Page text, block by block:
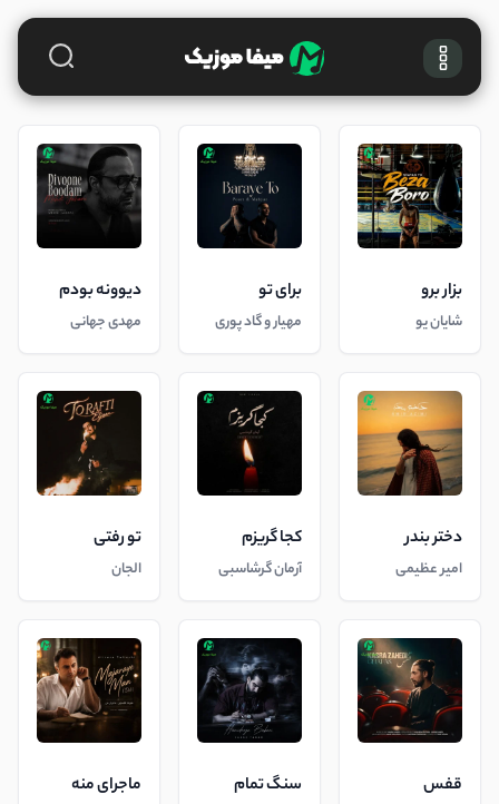
بزار برو
شایان یو
برای تو
مهیار و گاد پوری
دیوونه بودم
مهدی جهانی
دختر بندر
امیر عظیمی
کجا گریزم
آرمان گرشاسبی
تو رفتی
الجان
قفس سنگ تمام ماجرای منه